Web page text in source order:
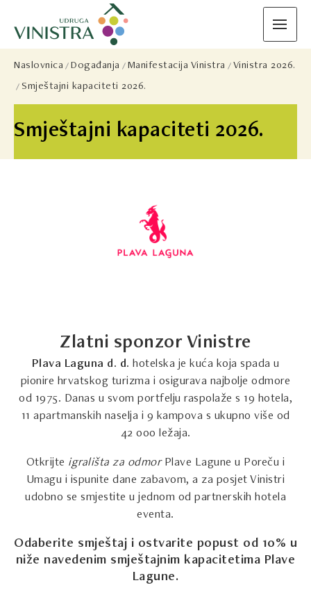
Smještajni kapaciteti 2026.
Naslovnica Događanja Manifestacija Vinistra
Vinistra 2026.
Smještajni kapaciteti 2026.
Zlatni sponzor Vinistre
Plava Laguna d. d. hotelska je kuća koja spada u
pionire hrvatskog turizma i osigurava najbolje odmore
od 1975. Danas u svom portfelju raspolaže s 19 hotela,
11 apartmanskih naselja i 9 kampova s ukupno više od
42 000 ležaja.
Otkrijte igrališta za odmorPlave Lagune u Poreču i
Umagu i ispunite dane zabavom, a za posjet Vinistri
udobno se smjestite u jednom od partnerskih hotela
eventa.
Odaberite smještaj i ostvarite popust od 10% u
niže navedenim smještajnim kapacitetima Plave
Lagune.